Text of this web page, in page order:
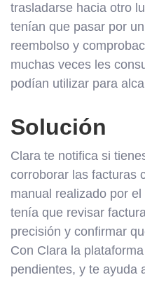
trasladarse hacia otro
tenían que pasar por
reembolso y
muchas veces les
podían utilizar para
Solución
Clara te notifica si
corroborar las facturas
manual realizado por
tenía que revisar
precisión y confirmar
Con Clara la
pendientes, y te ayuda